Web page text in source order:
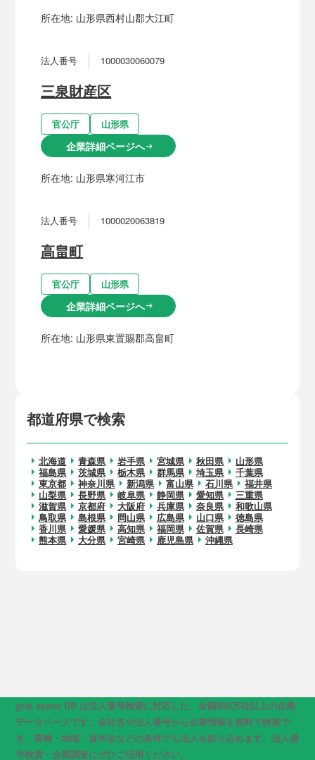
都道府県で検索
北海道 青森県 岩手県 宮城県 秋田県
山形県
福島県
茨城県 栃木県 群馬県 埼玉県
千葉県
東京都
神奈川県 新潟県 富山県 石川県
福井県
山梨県
長野県 岐阜県 静岡県 愛知県
三重県
滋賀県
京都府 大阪府 兵庫県 奈良県
和歌山県
鳥取県
島根県 岡山県 広島県 山口県
徳島県
香川県
愛媛県 高知県 福岡県 佐賀県
長崎県
熊本県
大分県 宮崎県 鹿児島県 沖縄県
所在地: 山形県西村山郡大江町
法人番号 1000030060079
三泉財産区
官公庁 山形県
企業詳細ページへarrow_right_alt
所在地: 山形県寒河江市
法人番号 1000020063819
高畠町
官公庁 山形県
企業詳細ページへarrow_right_alt
所在地: 山形県東置賜郡高畠町
grip space DB は法人番号検索に対応した、全国500万社以上の企業
データベースです。会社名や法人番号から企業情報を無料で検索で
き、業種・地域・資本金などの条件でも法人を絞り込めます。法人番
号検索・企業調査にぜひご活用ください。